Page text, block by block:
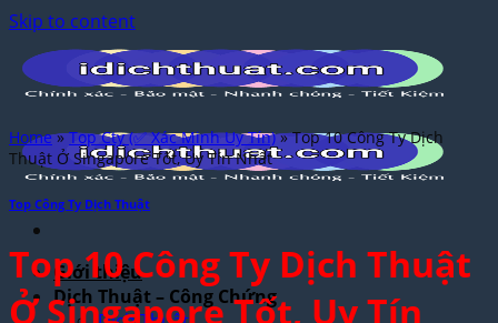
Skip to content
Giới thiệu
Dịch Thuật – Công Chứng
Home»Top Cty (✅ Xác Minh Uy Tín)»Top 10 Công Ty Dịch
Thuật Ở Singapore Tốt, Uy Tín Nhất
Top Công Ty Dịch Thuật
Top 10 Công Ty Dịch Thuật
Ở Singapore Tốt, Uy Tín